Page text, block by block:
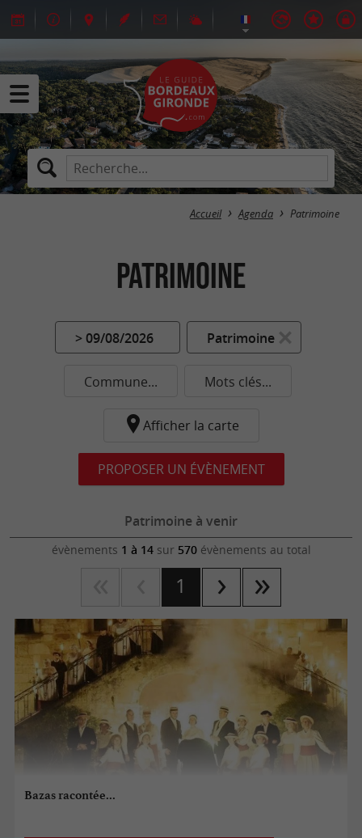
Accueil Agenda Patrimoine
Patrimoine
> 09/08/2026 Patrimoine
Commune... Mots clés...
Afficher la carte
PROPOSER UN ÉVÈNEMENT
Patrimoine à venir
évènements 1 à 14sur 570évènements au total
1
Bazas racontée...